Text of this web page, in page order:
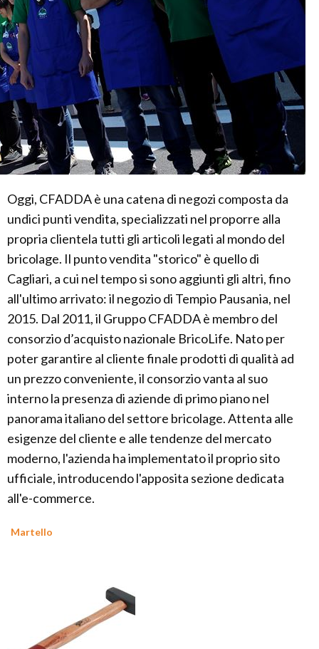
Oggi, CFADDA è una catena di negozi composta da
undici punti vendita, specializzati nel proporre alla
propria clientela tutti gli articoli legati al mondo del
bricolage. Il punto vendita "storico" è quello di
Cagliari, a cui nel tempo si sono aggiunti gli altri, fino
all'ultimo arrivato: il negozio di Tempio Pausania, nel
2015. Dal 2011, il Gruppo CFADDA è membro del
consorzio d’acquisto nazionale BricoLife. Nato per
poter garantire al cliente finale prodotti di qualità ad
un prezzo conveniente, il consorzio vanta al suo
interno la presenza di aziende di primo piano nel
panorama italiano del settore bricolage. Attenta alle
esigenze del cliente e alle tendenze del mercato
moderno, l'azienda ha implementato il proprio sito
ufficiale, introducendo l'apposita sezione dedicata
all'e-commerce.
Martello